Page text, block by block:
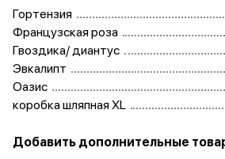
Гортензия
Французская роза
Гвоздика/ диантус
Эвкалипт
Оазис
коробка шляпная XL
Добавить дополнительные